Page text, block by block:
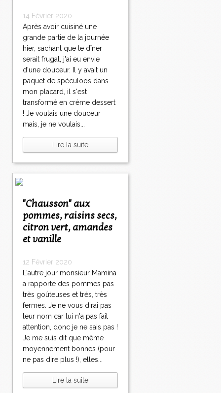
14 Février 2020
Après avoir cuisiné une
grande partie de la journée
hier, sachant que le dîner
serait frugal, j'ai eu envie
d'une douceur. Il y avait un
paquet de spéculoos dans
mon placard, il s'est
transformé en crème dessert
! Je voulais une douceur
mais, je ne voulais...
Lire la suite
"Chausson" aux
pommes, raisins secs,
citron vert, amandes
et vanille
12 Février 2020
L'autre jour monsieur Mamina
a rapporté des pommes pas
très goûteuses et très, très
fermes. Je ne vous dirai pas
leur nom car lui n'a pas fait
attention, donc je ne sais pas !
Je me suis dit que même
moyennement bonnes (pour
ne pas dire plus !), elles...
Lire la suite